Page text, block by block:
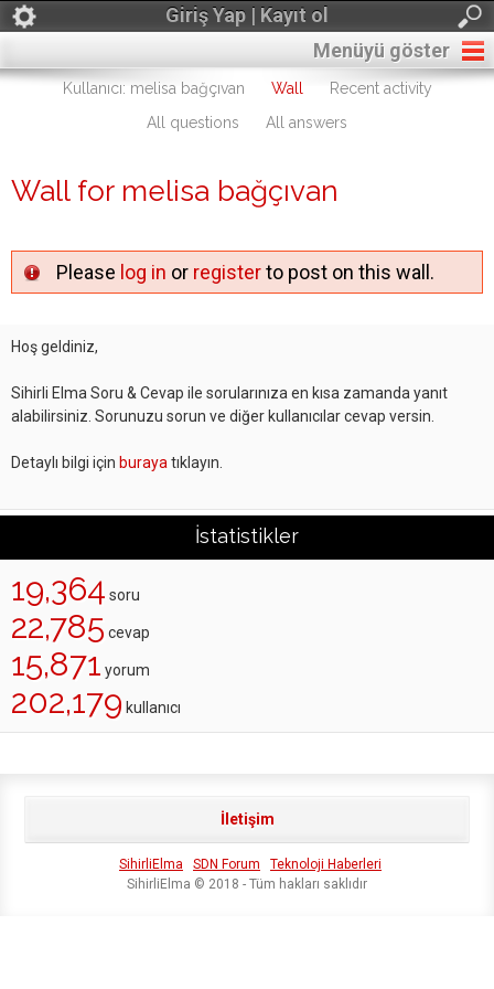
Giriş Yap | Kayıt ol
Menüyü göster
Kullanıcı: melisa bağçıvan Wall
Recent activity
All questions
All answers
Wall for melisa bağçıvan
Please log in or registerto post on this wall.
Hoş geldiniz,
Sihirli Elma Soru & Cevap ile sorularınıza en kısa zamanda yanıt
alabilirsiniz. Sorunuzu sorun ve diğer kullanıcılar cevap versin.
Detaylı bilgi için buraya tıklayın.
İstatistikler
19,364 soru
22,785 cevap
15,871 yorum
202,179 kullanıcı
İletişim
SihirliElma SDN Forum
Teknoloji Haberleri
SihirliElma © 2018 - Tüm hakları saklıdır